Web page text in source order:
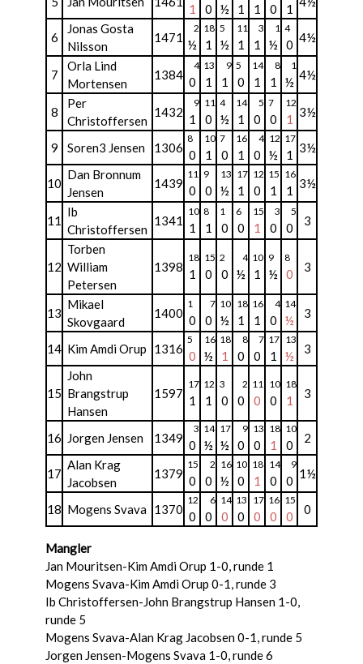
1 0 ½ 1 1 0 1
6
Jonas Gosta
Nilsson
1471
2
½
18
1
5
½
11
1
3
1
1
½
4
0 4½
7
Orla Lind
Mortensen
1384
4
0
13
1
9
1
5
0
14
1
8
1
1
½ 4½
8
Per
Christoffersen
1432
9
1
11
0
4
½
14
1
5
0
7
0
12
1 3½
9 Soren3 Jensen 1306
8
0
10
1
7
0
16
1
4
0
12
½
17
1 3½
10
Dan Bronnum
Jensen
1439
11
0
9
0
13
½
17
1
12
0
15
1
16
1 3½
11
Ib
Christoffersen
1341
10
1
8
1
1
0
6
0
15
1
3
0
5
0 3
12
Torben
William
Petersen
1398
18
1
15
0
2
0
4
½
10
1
9
½
8
0 3
13
Mikael
Skovgaard
1400
1
0
7
0
10
½
18
1
16
1
4
0
14
½ 3
14 Kim Amdi Orup 1316
5
0
16
½
18
1
8
0
7
0
17
1
13
½ 3
15
John
Brangstrup
Hansen
1597
17
1
12
1
3
0
2
0
11
0
10
0
18
1 3
16 Jorgen Jensen 1349
3
0
14
½
17
½
9
0
13
0
18
1
10
0 2
17
Alan Krag
Jacobsen
1379
15
0
2
0
16
½
10
0
18
1
14
0
9
0 1½
18 Mogens Svava 1370
12
0
6
0
14
0
13
0
17
0
16
0
15
0 0
Mangler
Jan Mouritsen-Kim Amdi Orup 1-0, runde 1
Mogens Svava-Kim Amdi Orup 0-1, runde 3
Ib Christoffersen-John Brangstrup Hansen 1-0,
runde 5
Mogens Svava-Alan Krag Jacobsen 0-1, runde 5
Jorgen Jensen-Mogens Svava 1-0, runde 6